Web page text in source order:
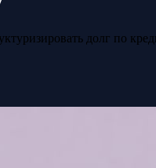
долг по